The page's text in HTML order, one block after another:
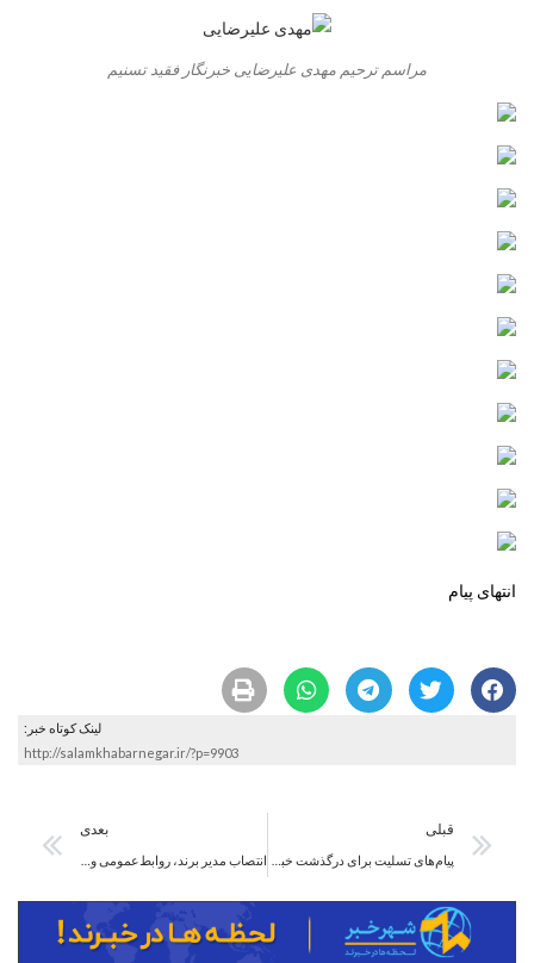
مراسم ترحیم مهدی علیرضایی خبرنگار فقید تسنیم
انتهای پیام
لینک کوتاه خبر:
http://salamkhabarnegar.ir/?p=9903
قبلی بعدی